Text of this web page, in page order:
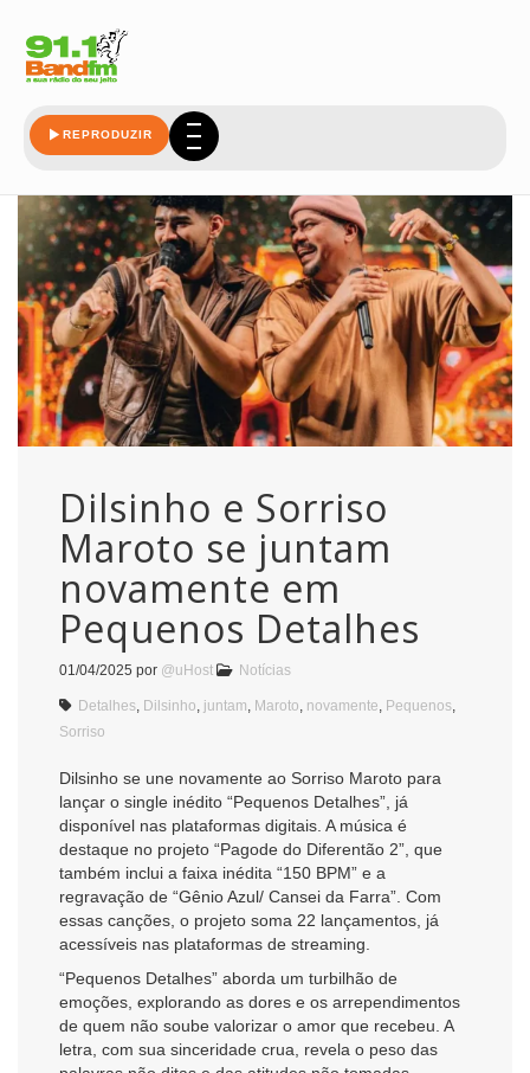
REPRODUZIR
Dilsinho e Sorriso
Maroto se juntam
novamente em
Pequenos Detalhes
01/04/2025 por @uHost Notícias
Detalhes Dilsinho juntam Maroto novamente Pequenos
Sorriso
Dilsinho se une novamente ao Sorriso Maroto para
lançar o single inédito “Pequenos Detalhes”, já
disponível nas plataformas digitais. A música é
destaque no projeto “Pagode do Diferentão 2”, que
também inclui a faixa inédita “150 BPM” e a
regravação de “Gênio Azul/ Cansei da Farra”. Com
essas canções, o projeto soma 22 lançamentos, já
acessíveis nas plataformas de streaming.
“Pequenos Detalhes” aborda um turbilhão de
emoções, explorando as dores e os arrependimentos
de quem não soube valorizar o amor que recebeu. A
letra, com sua sinceridade crua, revela o peso das